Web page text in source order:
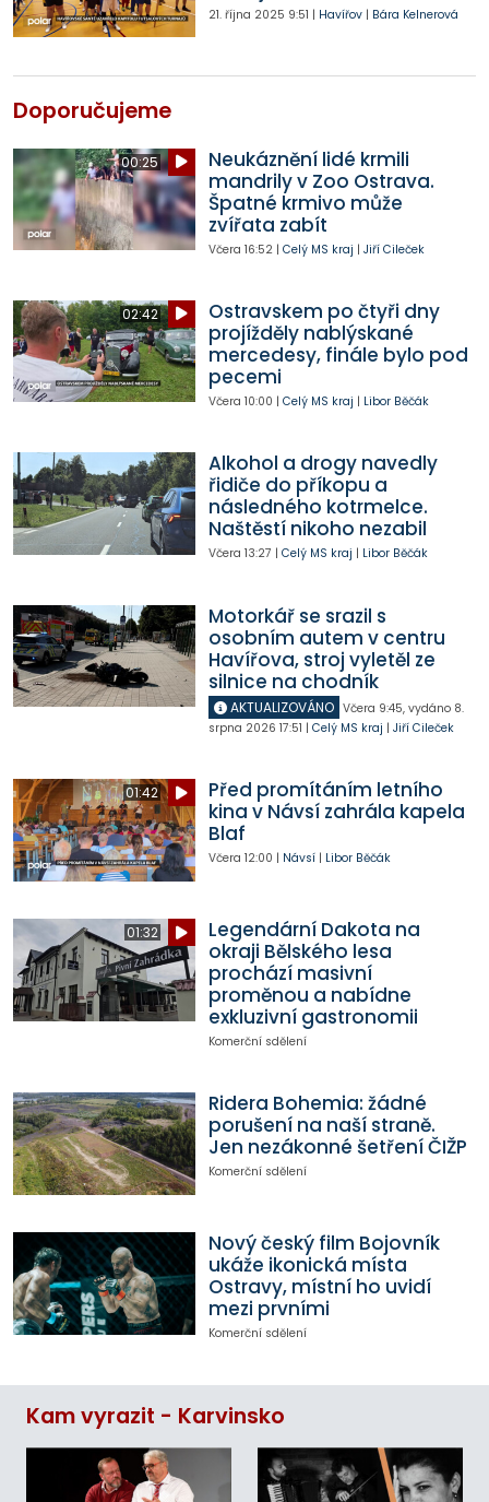
21. října 2025 9:51 | Havířov| Bára Kelnerová
Doporučujeme
00:25
Neukáznění lidé krmili
mandrily v Zoo Ostrava.
Špatné krmivo může
zvířata zabít
Včera 16:52| Celý MS kraj | Jiří Cileček
02:42
Ostravskem po čtyři dny
projížděly nablýskané
mercedesy, finále bylo pod
pecemi
Včera 10:00 | Celý MS kraj | Libor Běčák
Alkohol a drogy navedly
řidiče do příkopu a
následného kotrmelce.
Naštěstí nikoho nezabil
Včera 13:27 | Celý MS kraj | Libor Běčák
Motorkář se srazil s
osobním autem v centru
Havířova, stroj vyletěl ze
silnice na chodník
AKTUALIZOVÁNO Včera 9:45, vydáno 8.
srpna 2026 17:51 | Celý MS kraj | Jiří Cileček
01:42
Před promítáním letního
kina v Návsí zahrála kapela
Blaf
Včera 12:00 | Návsí| Libor Běčák
01:32
Legendární Dakota na
okraji Bělského lesa
prochází masivní
proměnou a nabídne
exkluzivní gastronomii
Komerční sdělení
Ridera Bohemia: žádné
porušení na naší straně.
Jen nezákonné šetření ČIŽP
Komerční sdělení
Nový český film Bojovník
ukáže ikonická místa
Ostravy, místní ho uvidí
mezi prvními
Komerční sdělení
Kam vyrazit - Karvinsko